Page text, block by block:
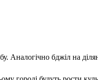
Аналогічно бджіл на